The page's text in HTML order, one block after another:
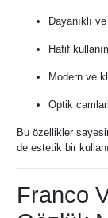
Dayanıklı
Hafif
Modern ve
Optik
Bu özellikler
de estetik bir
Franco